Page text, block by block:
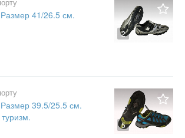
2
41/26.5 см.
5
39.5/25.5 см.